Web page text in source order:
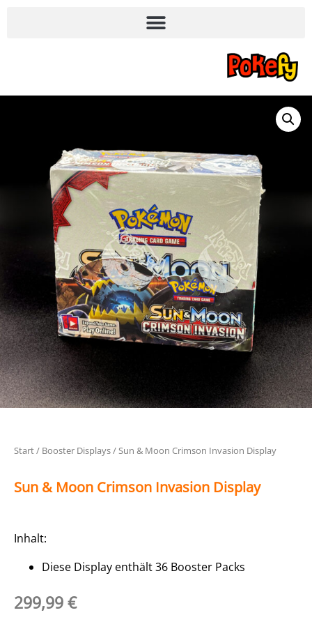
Start/ Booster Displays/ Sun & Moon Crimson Invasion Display
Sun & Moon Crimson Invasion Display
Inhalt:
Diese Display enthält 36 Booster Packs
299,99€